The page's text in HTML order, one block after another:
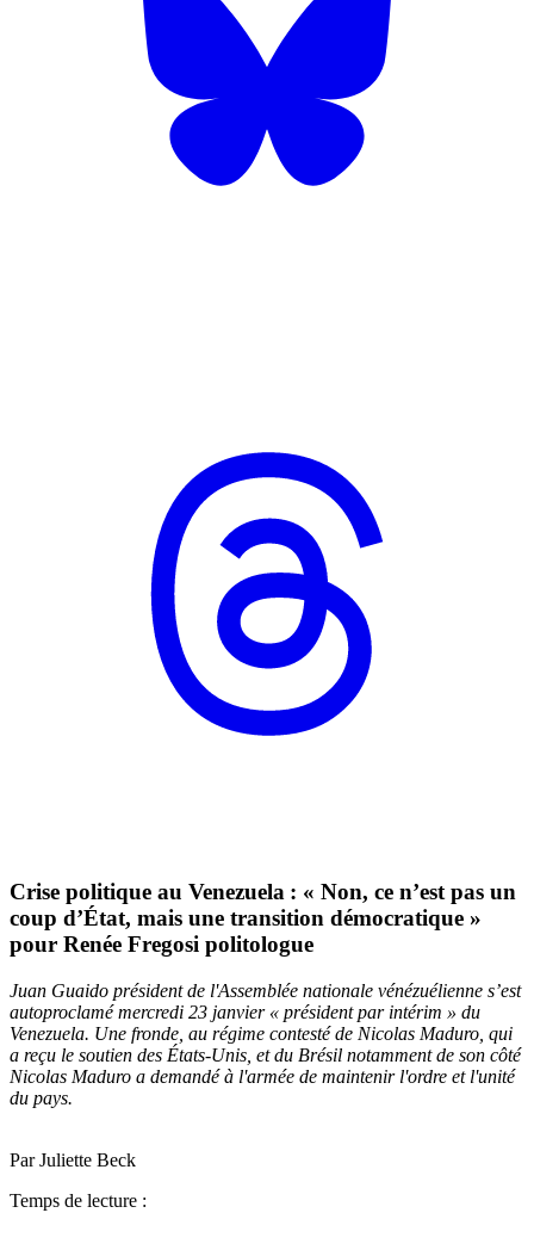
Crise politique au Venezuela : « Non, ce n’est pas un
coup d’État, mais une transition démocratique »
pour Renée Fregosi politologue
Juan Guaido président de l'Assemblée nationale vénézuélienne s’est
autoproclamé mercredi 23 janvier « président par intérim » du
Venezuela. Une fronde, au régime contesté de Nicolas Maduro, qui
a reçu le soutien des États-Unis, et du Brésil notamment de son côté
Nicolas Maduro a demandé à l'armée de maintenir l'ordre et l'unité
du pays.
Par Juliette Beck
Temps de lecture :